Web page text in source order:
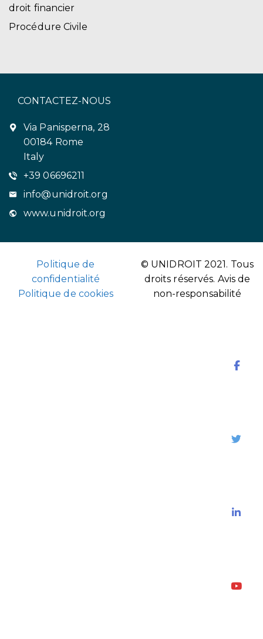
droit financier
Procédure Civile
CONTACTEZ-NOUS
Via Panisperna, 28
00184 Rome
Italy
+39 06696211
info@unidroit.org
www.unidroit.org
Politique de
confidentialité
Politique de cookies
© UNIDROIT 2021. Tous
droits réservés. Avis de
non-responsabilité